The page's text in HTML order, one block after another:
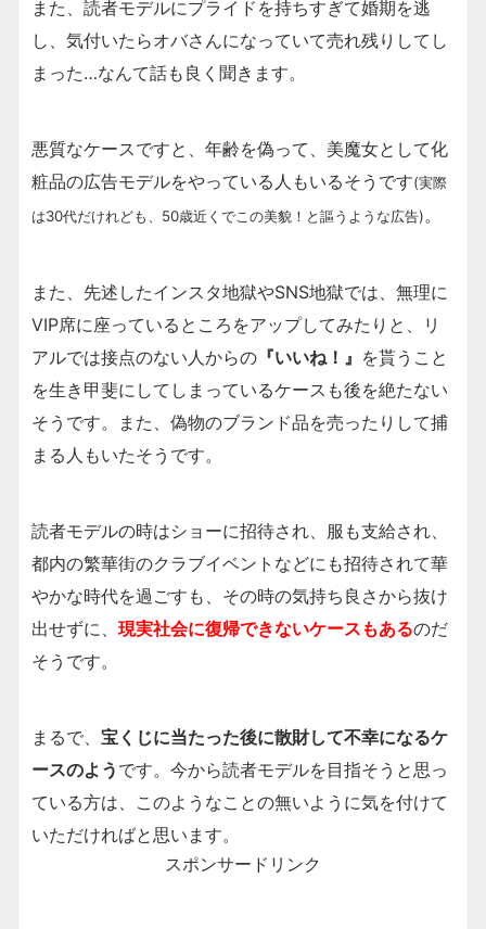
また、読者モデルにプライドを持ちすぎて婚期を逃
し、気付いたらオバさんになっていて売れ残りしてし
まった…なんて話も良く聞きます。
悪質なケースですと、年齢を偽って、美魔女として化
粧品の広告モデルをやっている人もいるそうです(実際
は30代だけれども、50歳近くでこの美貌！と謳うような広告)。
また、先述したインスタ地獄やSNS地獄では、無理に
VIP席に座っているところをアップしてみたりと、リ
アルでは接点のない人からの 『いいね！』 を貰うこと
を生き甲斐にしてしまっているケースも後を絶たない
そうです。また、偽物のブランド品を売ったりして捕
まる人もいたそうです。
読者モデルの時はショーに招待され、服も支給され、
都内の繁華街のクラブイベントなどにも招待されて華
やかな時代を過ごすも、その時の気持ち良さから抜け
出せずに、 現実社会に復帰できないケースもあるのだ
そうです。
まるで、 宝くじに当たった後に散財して不幸になるケ
ースのよう です。今から読者モデルを目指そうと思っ
ている方は、このようなことの無いように気を付けて
いただければと思います。
スポンサードリンク